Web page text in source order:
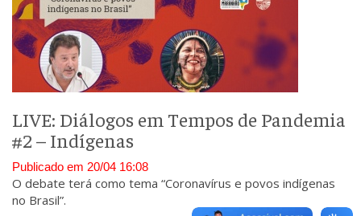
LIVE: Diálogos em Tempos de Pandemia
#2 – Indígenas
Publicado em 20/04 16:08
O debate terá como tema “Coronavírus e povos indígenas
no Brasil”.